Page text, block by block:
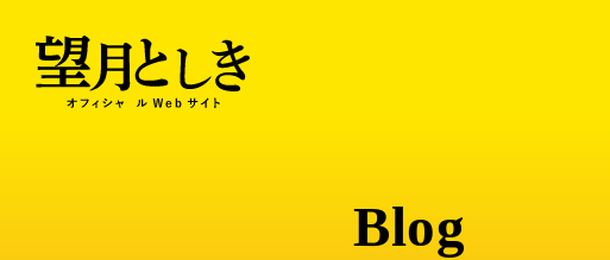
Blog